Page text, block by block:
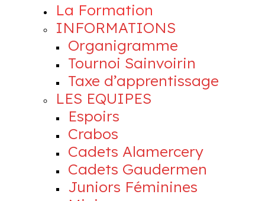
La Formation
INFORMATIONS
Organigramme
Tournoi Sainvoirin
Taxe d’apprentissage
LES EQUIPES
Espoirs
Crabos
Cadets Alamercery
Cadets Gaudermen
Juniors Féminines